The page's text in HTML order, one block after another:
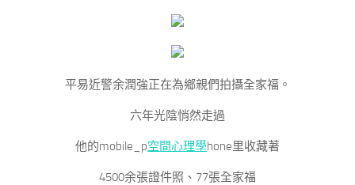
平易近警余潤強正在為鄉親們拍攝全家福。
六年光陰悄然走過
他的mobile_p空間心理學hone里收藏著
4500余張證件照、77張全家福